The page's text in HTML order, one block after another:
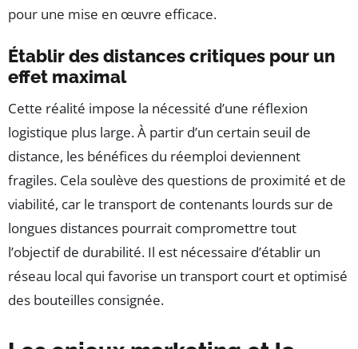
pour une mise en œuvre efficace.
Établir des distances critiques pour un
effet maximal
Cette réalité impose la nécessité d’une réflexion
logistique plus large. À partir d’un certain seuil de
distance, les bénéfices du réemploi deviennent
fragiles. Cela soulève des questions de proximité et de
viabilité, car le transport de contenants lourds sur de
longues distances pourrait compromettre tout
l’objectif de durabilité. Il est nécessaire d’établir un
réseau local qui favorise un transport court et optimisé
des bouteilles consignée.